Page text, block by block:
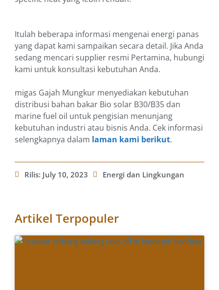
Itulah beberapa informasi mengenai energi panas
yang dapat kami sampaikan secara detail. Jika Anda
sedang mencari supplier resmi Pertamina, hubungi
kami untuk konsultasi kebutuhan Anda.
migas Gajah Mungkur menyediakan kebutuhan
distribusi bahan bakar Bio solar B30/B35 dan
marine fuel oil untuk pengisian menunjang
kebutuhan industri atau bisnis Anda. Cek informasi
selengkapnya dalam laman kami berikut.
Rilis: July 10, 2023 Energi dan Lingkungan
Artikel Terpopuler